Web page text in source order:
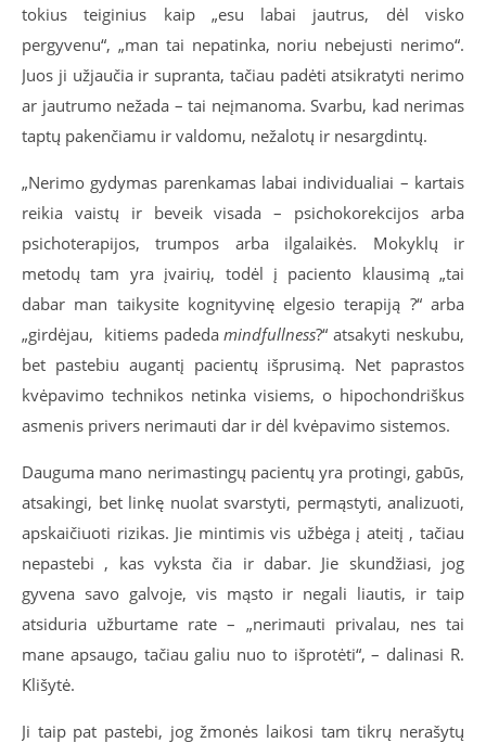
tokius teiginius kaip „esu labai jautrus, dėl visko
pergyvenu“, „man tai nepatinka, noriu nebejusti nerimo“.
Juos ji užjaučia ir supranta, tačiau padėti atsikratyti nerimo
ar jautrumo nežada – tai neįmanoma. Svarbu, kad nerimas
taptų pakenčiamu ir valdomu, nežalotų ir nesargdintų.
„Nerimo gydymas parenkamas labai individualiai – kartais
reikia vaistų ir beveik visada – psichokorekcijos arba
psichoterapijos, trumpos arba ilgalaikės. Mokyklų ir
metodų tam yra įvairių, todėl į paciento klausimą „tai
dabar man taikysite kognityvinę elgesio terapiją ?“ arba
„girdėjau, kitiems padedamindfullness?“ atsakyti neskubu,
bet pastebiu augantį pacientų išprusimą. Net paprastos
kvėpavimo technikos netinka visiems, o hipochondriškus
asmenis privers nerimauti dar ir dėl kvėpavimo sistemos.
Dauguma mano nerimastingų pacientų yra protingi, gabūs,
atsakingi, bet linkę nuolat svarstyti, permąstyti, analizuoti,
apskaičiuoti rizikas. Jie mintimis vis užbėga į ateitį , tačiau
nepastebi , kas vyksta čia ir dabar. Jie skundžiasi, jog
gyvena savo galvoje, vis mąsto ir negali liautis, ir taip
atsiduria užburtame rate – „nerimauti privalau, nes tai
mane apsaugo, tačiau galiu nuo to išprotėti“, – dalinasi R.
Klišytė.
Ji taip pat pastebi, jog žmonės laikosi tam tikrų nerašytų